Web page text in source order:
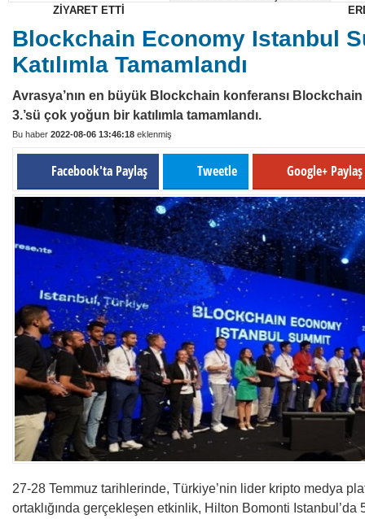
22:50
BAŞKAN ÜNLÜ'DEN BAŞKAN ÇOKKESER'E HAYIRLI
20:33
BAŞKAN ÜNLÜ VE YÖNETİMİNDEN BAŞKAN
ZİYARET ETTİ
Blockchain Economy Istanbul
Katılımla Tamamlandı
Avrasya’nın en büyük Blockchain konferansı
3.’sü çok yoğun bir katılımla tamamlandı.
Bu haber 2022-08-06 13:46:18 eklenmiş
Facebook'ta Paylaş Tweetle Google+ Paylaş
27-28 Temmuz tarihlerinde, Türkiye’nin lider kripto medya
ortaklığında gerçekleşen etkinlik, Hilton Bomonti